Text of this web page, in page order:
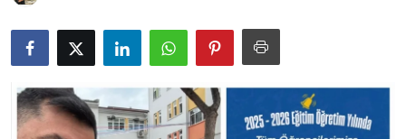
Resmi Reklamlar